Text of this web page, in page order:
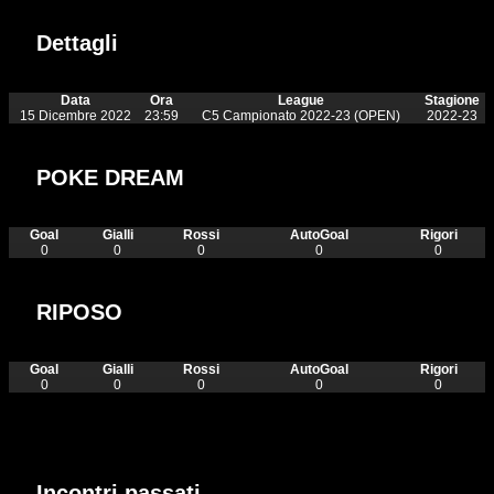
Dettagli
Data Ora League
Stagione
15 Dicembre 2022
23:59 C5 Campionato 2022-23 (OPEN) 2022-23
POKE DREAM
Goal Gialli Rossi AutoGoal
Rigori
0
0 0 0 0
RIPOSO
Goal Gialli Rossi AutoGoal
Rigori
0
0 0 0 0